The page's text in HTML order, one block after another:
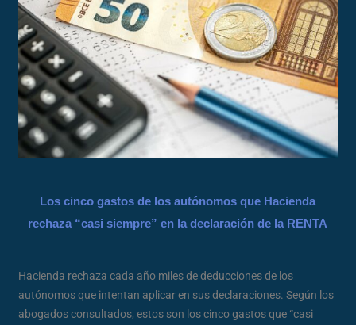
Los cinco gastos de los autónomos que Hacienda
rechaza “casi siempre” en la declaración de la RENTA
Hacienda rechaza cada año miles de deducciones de los
autónomos que intentan aplicar en sus declaraciones. Según los
abogados consultados, estos son los cinco gastos que “casi